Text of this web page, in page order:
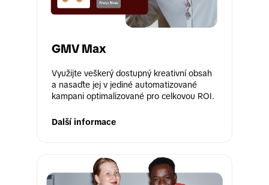
GMV Max
Využijte veškerý dostupný kreativní obsah
a nasaďte jej v jediné automatizované
kampani optimalizované pro celkovou ROI.
Další informace